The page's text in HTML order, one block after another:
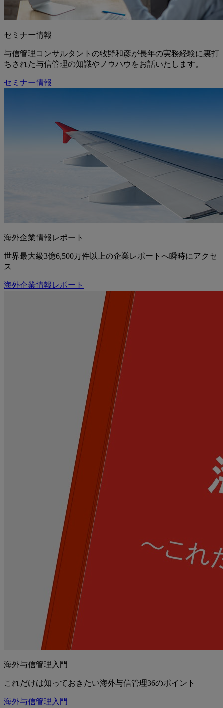
セミナー情報
与信管理コンサルタントの牧野和彦が長年の実務経験に裏打
ちされた与信管理の知識やノウハウをお話いたします。
セミナー情報
海外企業情報レポート
世界最大級3億6,500万件以上の企業レポートへ瞬時にアクセ
ス
海外企業情報レポート
海外与信管理入門
これだけは知っておきたい海外与信管理36のポイント
海外与信管理入門